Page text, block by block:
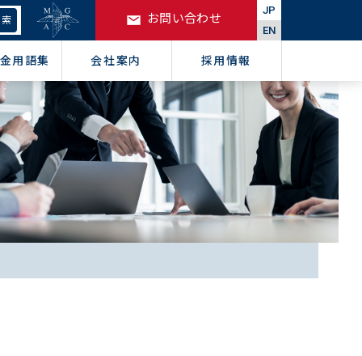
お問い合わせ
JP
EN
用語集 会社案内 採用情報